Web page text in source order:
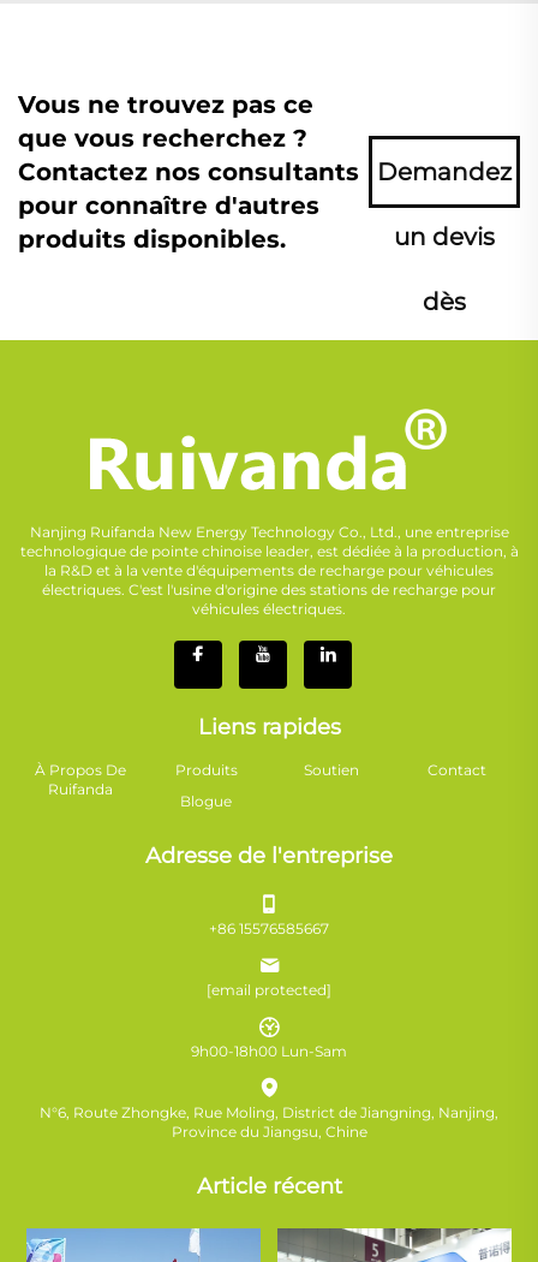
Vous ne trouvez pas ce
que vous recherchez ?
Contactez nos consultants
pour connaître d'autres
produits disponibles.
Demandez
un devis
dès
Nanjing Ruifanda New Energy Technology Co., Ltd., une entreprise
technologique de pointe chinoise leader, est dédiée à la production, à
la R&D et à la vente d'équipements de recharge pour véhicules
électriques. C'est l'usine d'origine des stations de recharge pour
véhicules électriques.
Liens rapides
À Propos De
Ruifanda
Produits Soutien
Contact
Blogue
Adresse de l'entreprise
+86 15576585667
[email protected]
9h00-18h00 Lun-Sam
N°6, Route Zhongke, Rue Moling, District de Jiangning, Nanjing,
Province du Jiangsu, Chine
Article récent